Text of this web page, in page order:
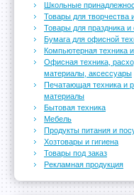
Школьные
Товары для творчества
Товары для праздника
Бумага для офисной
Компьютерная техника
Офисная техника,
материалы, аксессуары
Печатающая техника и
материалы
Бытовая техника
Мебель
Продукты питания и
Хозтовары и гигиена
Товары под заказ
Рекламная продукция